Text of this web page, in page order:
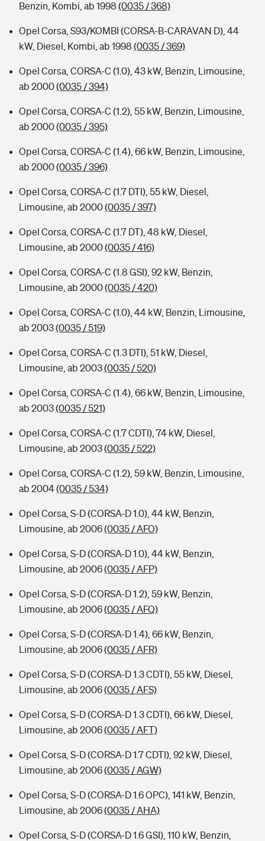
Sie haben Fragen?
Zur Übersicht
Tools
Kinderunfall-Check: Mehr Sicherheit für deine Kids
Typklassen: So ist Ihr Auto eingestuft
Sie haben Fragen?
Benzin, Kombi, ab 1998 (0035 / 368)
Opel Corsa, S93/KOMBI (CORSA-B-CARAVAN D), 44
kW, Diesel, Kombi, ab 1998 (0035 / 369)
Opel Corsa, CORSA-C (1.0), 43 kW, Benzin, Limousine,
ab 2000(0035 / 394)
Opel Corsa, CORSA-C (1.2), 55 kW, Benzin, Limousine,
ab 2000(0035 / 395)
Opel Corsa, CORSA-C (1.4), 66 kW, Benzin, Limousine,
ab 2000(0035 / 396)
Opel Corsa, CORSA-C (1.7 DTI), 55 kW, Diesel,
Limousine, ab 2000(0035 / 397)
Opel Corsa, CORSA-C (1.7 DT), 48 kW, Diesel,
Limousine, ab 2000(0035 / 416)
Opel Corsa, CORSA-C (1.8 GSI), 92 kW, Benzin,
Limousine, ab 2000(0035 / 420)
Opel Corsa, CORSA-C (1.0), 44 kW, Benzin, Limousine,
ab 2003(0035 / 519)
Opel Corsa, CORSA-C (1.3 DTI), 51 kW, Diesel,
Limousine, ab 2003(0035 / 520)
Opel Corsa, CORSA-C (1.4), 66 kW, Benzin, Limousine,
ab 2003(0035 / 521)
Opel Corsa, CORSA-C (1.7 CDTI), 74 kW, Diesel,
Limousine, ab 2003(0035 / 522)
Opel Corsa, CORSA-C (1.2), 59 kW, Benzin, Limousine,
ab 2004(0035 / 534)
Opel Corsa, S-D (CORSA-D 1.0), 44 kW, Benzin,
Limousine, ab 2006(0035 / AFO)
Opel Corsa, S-D (CORSA-D 1.0), 44 kW, Benzin,
Limousine, ab 2006(0035 / AFP)
Opel Corsa, S-D (CORSA-D 1.2), 59 kW, Benzin,
Limousine, ab 2006(0035 / AFQ)
Opel Corsa, S-D (CORSA-D 1.4), 66 kW, Benzin,
Limousine, ab 2006(0035 / AFR)
Opel Corsa, S-D (CORSA-D 1.3 CDTI), 55 kW, Diesel,
Limousine, ab 2006(0035 / AFS)
Opel Corsa, S-D (CORSA-D 1.3 CDTI), 66 kW, Diesel,
Limousine, ab 2006(0035 / AFT)
Opel Corsa, S-D (CORSA-D 1.7 CDTI), 92 kW, Diesel,
Limousine, ab 2006(0035 / AGW)
Opel Corsa, S-D (CORSA-D 1.6 OPC), 141 kW, Benzin,
Limousine, ab 2006(0035 / AHA)
Opel Corsa, S-D (CORSA-D 1.6 GSI), 110 kW, Benzin,